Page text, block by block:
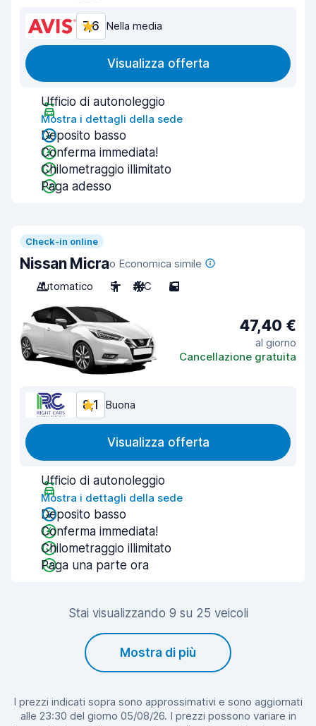
7,6 Nella media
Visualizza offerta
Ufficio di autonoleggio
Mostra i dettagli della sede
Deposito basso
Conferma immediata!
Chilometraggio illimitato
Paga adesso
Check-in online
Nissan Micrao Economica simile
Automatico
5 A/C 5
47,40 €
al giorno
Cancellazione gratuita
8,1 Buona
Visualizza offerta
Ufficio di autonoleggio
Mostra i dettagli della sede
Deposito basso
Conferma immediata!
Chilometraggio illimitato
Paga una parte ora
Stai visualizzando 9 su 25 veicoli
Mostra di più
I prezzi indicati sopra sono approssimativi e sono aggiornati
alle 23:30 del giorno 05/08/26. I prezzi possono variare in